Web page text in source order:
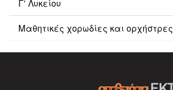
Γ' Λυκείου
Μαθητικές χορωδίες και ορχήστρες